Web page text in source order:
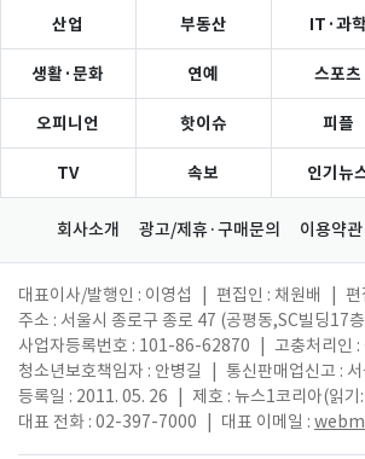
산업 부동산 IT·과학
생활·문화 연예 스포츠
오피니언 핫이슈 피플
TV 속보 인기뉴
회사소개 광고/제휴·구매문의 이용약
대표이사/발행인 : 이영섭 편집인 : 채원배 편
주소 : 서울시 종로구 종로 47 (공평동,SC빌딩17
사업자등록번호 : 101-86-62870
고충처리인 :
청소년보호책임자 : 안병길
통신판매업신고 :
등록일 : 2011. 05. 26
제호 : 뉴스1코리아(읽
대표 전화 : 02-397-7000
대표 이메일 :